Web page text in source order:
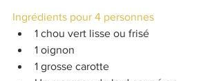
Ingrédients pour 4 personnes
1 chou vert lisse ou frisé
1 oignon
1 grosse carotte